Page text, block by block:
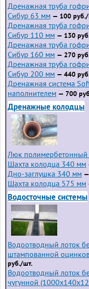
Дренажная труба
Сибур 63 мм — 100
Дренажная труба
Сибур 110 мм — 130
Дренажная труба
Сибур 160 мм — 270
Дренажная труба
Сибур 200 мм — 440
Дренажная система
наполнителем — 700
Дренажные колодцы
Люк полимербетонный
Шахта колодца 340 мм
Дно-заглушка 340 мм
Шахта колодца 575 мм
Водосточные системы
Водоотводный лоток
штампованной
руб./шт.
Водоотводный лоток
чугунной